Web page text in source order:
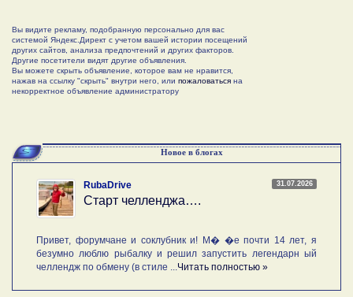
Вы видите рекламу, подобранную персонально для вас
системой Яндекс.Директ с учетом вашей истории посещений
других сайтов, анализа предпочтений и других факторов.
Другие посетители видят другие объявления.
Вы можете скрыть объявление, которое вам не нравится,
нажав на ссылку "скрыть" внутри него, или пожаловаться на
некорректное объявление администратору
Новое в блогах
31.07.2026
RubaDrive
Старт челленджа….
Привет, форумчане и соклубник и! М� �е почти 14 лет, я
безумно люблю рыбалку и решил запустить легендарн ый
челлендж по обмену (в стиле ...Читать полностью »